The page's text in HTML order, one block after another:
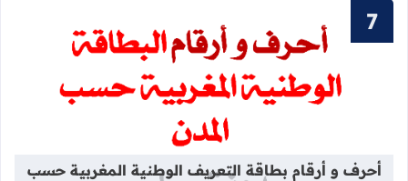
قراءة المزيد عن أحرف و أرقام
أحرف و أرقام بطاقة التعريف الوطنية المغربية حسب